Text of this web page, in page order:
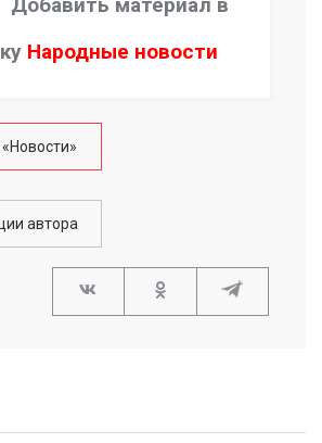
Народные новости
автора